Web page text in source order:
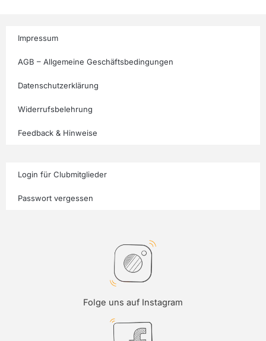
Impressum
AGB – Allgemeine Geschäftsbedingungen
Datenschutzerklärung
Widerrufsbelehrung
Feedback & Hinweise
Login für Clubmitglieder
Passwort vergessen
Folge uns auf Instagram